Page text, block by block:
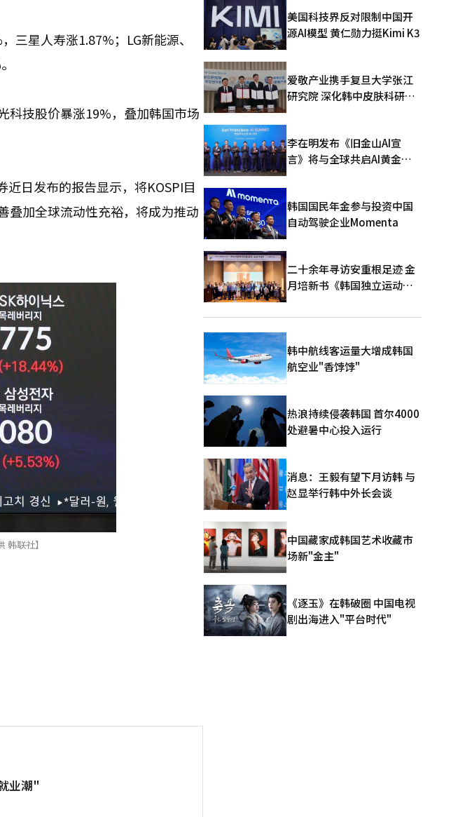
三星人寿涨1.87%；LG新能源、
技股价暴涨19%，叠加韩国市场
日发布的报告显示，将KOSPI目
叠加全球流动性充裕，将成为推动
联社】
业潮"
美国科技界反对限制中国开
源AI模型 黄仁勋力挺Kimi K3
爱敬产业携手复旦大学张江
研究院 深化韩中皮肤科研合
李在明发布《旧金山AI宣
言》将与全球共启AI黄金时
韩国国民年金参与投资中国
自动驾驶企业Momenta
二十余年寻访安重根足迹 金
月培新书《韩国独立运动圣
版
韩中航线客运量大增成韩国
航空业"香饽饽"
热浪持续侵袭韩国 首尔4000
处避暑中心投入运行
消息：王毅有望下月访韩 与
赵显举行韩中外长会谈
中国藏家成韩国艺术收藏市
场新"金主"
《逐玉》在韩破圈 中国电视
剧出海进入"平台时代"